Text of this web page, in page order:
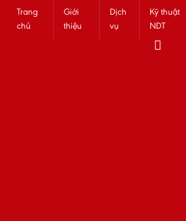
Trang
chủ
Giới
thiệu
Dịch
vụ
Kỹ thuật
NDT